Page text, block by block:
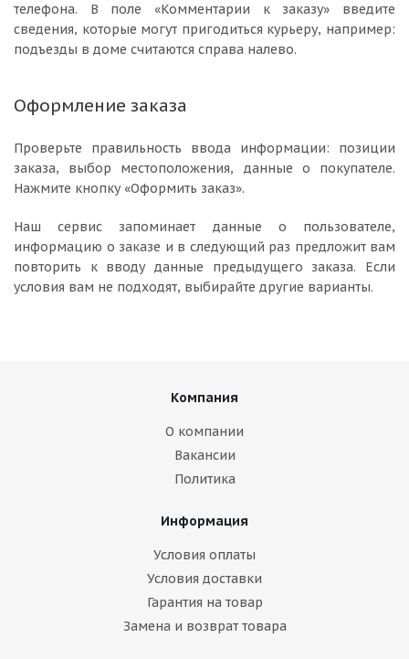
телефона. В поле «Комментарии к заказу» введите
сведения, которые могут пригодиться курьеру, например:
подъезды в доме считаются справа налево.
Оформление заказа
Проверьте правильность ввода информации: позиции
заказа, выбор местоположения, данные о покупателе.
Нажмите кнопку «Оформить заказ».
Наш сервис запоминает данные о пользователе,
информацию о заказе и в следующий раз предложит вам
повторить к вводу данные предыдущего заказа. Если
условия вам не подходят, выбирайте другие варианты.
Компания
О компании
Вакансии
Политика
Информация
Условия оплаты
Условия доставки
Гарантия на товар
Замена и возврат товара